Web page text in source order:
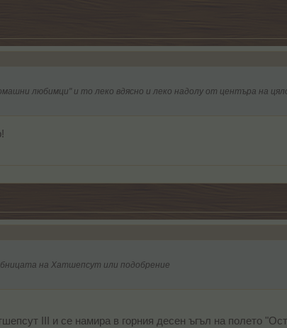
любимци" и то леко вдясно и леко надолу от центъра на
на Хатшепсут или подобрение
III и се намира в горния десен ъгъл на полето